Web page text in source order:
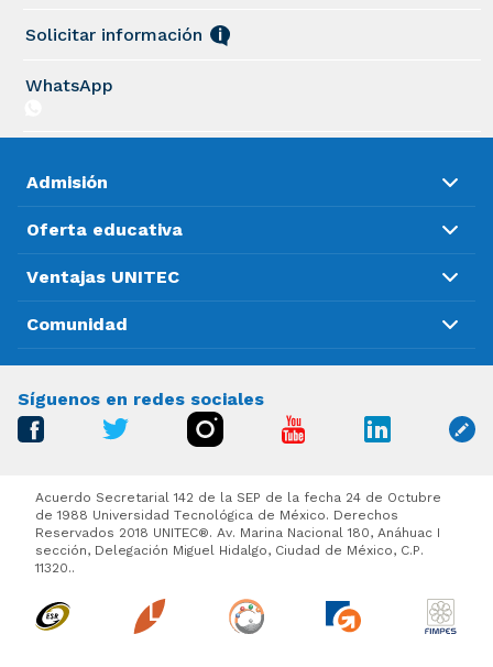
Solicitar información
WhatsApp
Admisión
Oferta educativa
Ventajas UNITEC
Comunidad
Síguenos en redes sociales
Acuerdo Secretarial 142 de la SEP de la fecha 24 de Octubre
de 1988 Universidad Tecnológica de México. Derechos
Reservados 2018 UNITEC®. Av. Marina Nacional 180, Anáhuac I
sección, Delegación Miguel Hidalgo, Ciudad de México, C.P.
11320..